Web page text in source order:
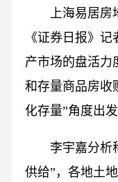
上海易居
《证券日报》
产市场的盘活力
和存量商品房收
化存量”角度出
李宇嘉分析
供给”，各地土